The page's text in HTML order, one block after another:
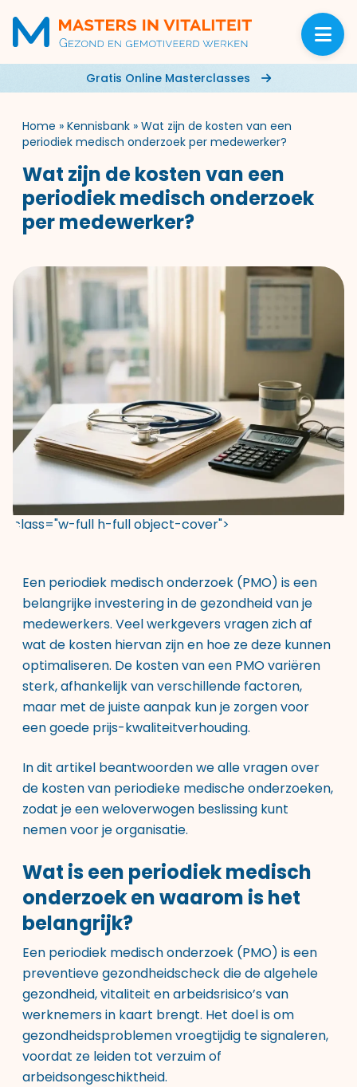
Gratis Online Masterclasses
Home » Kennisbank » Wat zijn de kosten van een
periodiek medisch onderzoek per medewerker?
Wat zijn de kosten van een
periodiek medisch onderzoek
per medewerker?
class="w-full h-full object-cover">
Een periodiek medisch onderzoek (PMO) is een
belangrijke investering in de gezondheid van je
medewerkers. Veel werkgevers vragen zich af
wat de kosten hiervan zijn en hoe ze deze kunnen
optimaliseren. De kosten van een PMO variëren
sterk, afhankelijk van verschillende factoren,
maar met de juiste aanpak kun je zorgen voor
een goede prijs-kwaliteitverhouding.
In dit artikel beantwoorden we alle vragen over
de kosten van periodieke medische onderzoeken,
zodat je een weloverwogen beslissing kunt
nemen voor je organisatie.
Wat is een periodiek medisch
onderzoek en waarom is het
belangrijk?
Een periodiek medisch onderzoek (PMO) is een
preventieve gezondheidscheck die de algehele
gezondheid, vitaliteit en arbeidsrisico’s van
werknemers in kaart brengt. Het doel is om
gezondheidsproblemen vroegtijdig te signaleren,
voordat ze leiden tot verzuim of
arbeidsongeschiktheid.